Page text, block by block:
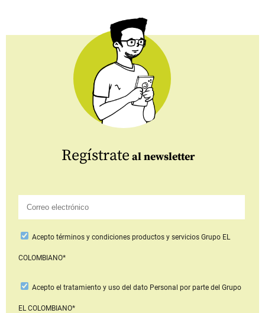
Regístrate al newsletter
Aceptotérminos y condiciones productos y serviciosGrupo EL
COLOMBIANO*
Acepto el tratamiento y uso del dato Personal por parte del Grupo
EL COLOMBIANO*